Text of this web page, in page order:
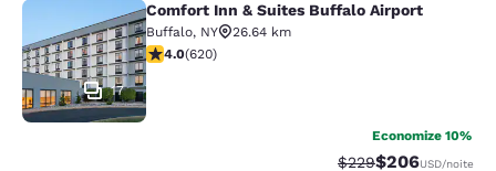
Comfort Inn & Suites Buffalo Airport
17
Comfort Inn & Suites Buffalo Airport
Buffalo, NY
26.64 km
classificação 3.96 estrelas. Bom. 620 avaliações
4.0(620)
Economize 10%
Tarifa anterior
$229Tarifa com
$206USD/noite